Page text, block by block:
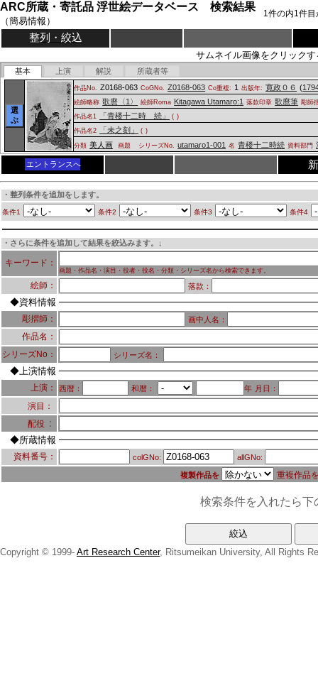
ARC所蔵・寄託品 浮世絵データベース 検索結果
（簡易情報）
1件の内1件目
整列・絞込
サムネイル画像をクリック
基本 上演 解説 所蔵者等
選
ぶ
作品No. Z0168-063 CoGNo. Z0168-063 Co重複: 1 出版年: 寛政０６ (
絵師略称 歌麿〈1〉 絵師Roma Kitagawa Utamaro:1 落款印章 歌麿筆 彫師
作品名1
「青楼十二時 続」 ( )
作品名2
「未之刻」 ( )
分類 美人画 画題 シリーズNo. utamaro1-001 名 青楼十二時続 資料部門
エントランスへ
・整列条件を追加をします。
条件1 条件2 条件3 条件4
・さらに条件を追加して結果を絞込みます。↓
キーワード：
画題・作品名・演目・役者・役名・分類・シリーズ名から検索できます。
絵師： 落款：
◆資料情報
彫摺師： 画中人名：
作品名：
シリーズNo：
シリーズ名：
◆上演情報
上演： 西暦： 和暦： 年 月日：
演目：
配役 ：
◆所蔵情報
資料番号： colGNo: allGNo:
複製作品を 重複作品
検索条件を入れたら
Copyright © 1999- Art Research Center, Ritsumeikan University, All Rights